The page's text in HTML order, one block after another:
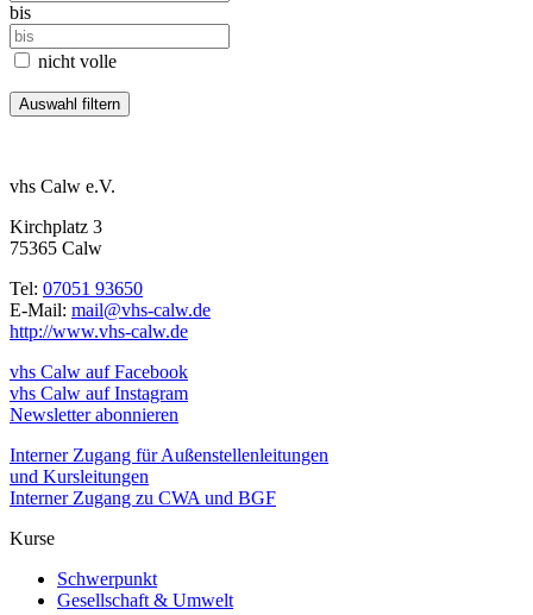
bis
nicht volle
vhs Calw e.V.
Kirchplatz 3
75365 Calw
Tel: 07051 93650
E-Mail: mail@vhs-calw.de
http://www.vhs-calw.de
vhs Calw auf Facebook
vhs Calw auf Instagram
Newsletter abonnieren
Interner Zugang für Außenstellenleitungen
und Kursleitungen
Interner Zugang zu CWA und BGF
Kurse
Schwerpunkt
Gesellschaft & Umwelt